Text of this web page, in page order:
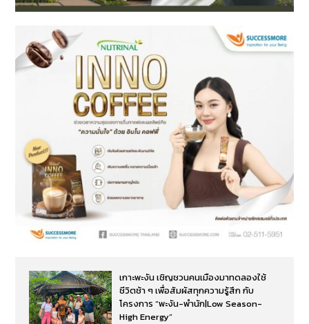
เกาะพะงัน เชิญชวนคนเมืองมาทดลองใช้
ชีวิตช้า ๆ เพื่อสัมผัสทุกความรู้สึก กับ
โครงการ “พะงัน-พำนัก|Low Season-
High Energy”